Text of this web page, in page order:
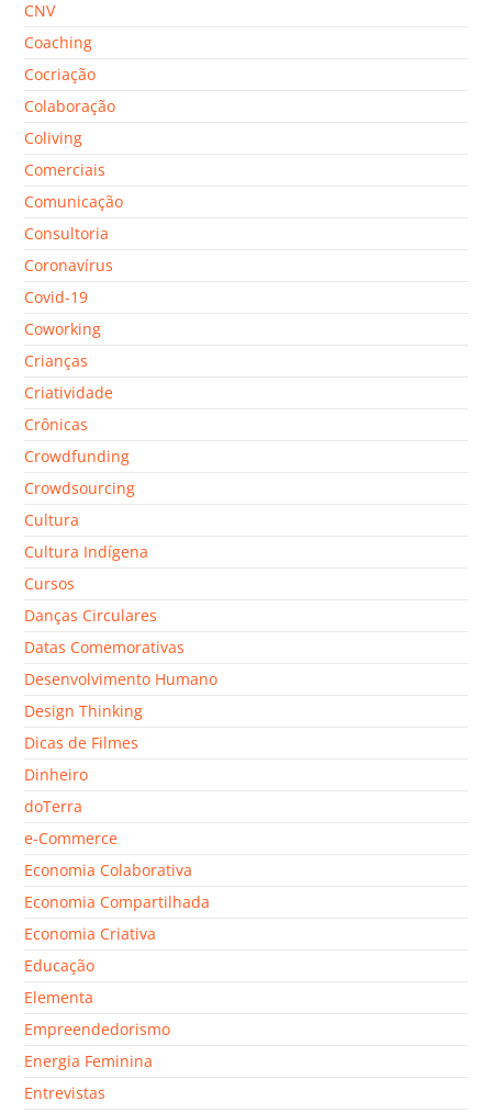
CNV
Coaching
Cocriação
Colaboração
Coliving
Comerciais
Comunicação
Consultoria
Coronavírus
Covid-19
Coworking
Crianças
Criatividade
Crônicas
Crowdfunding
Crowdsourcing
Cultura
Cultura Indígena
Cursos
Danças Circulares
Datas Comemorativas
Desenvolvimento Humano
Design Thinking
Dicas de Filmes
Dinheiro
doTerra
e-Commerce
Economia Colaborativa
Economia Compartilhada
Economia Criativa
Educação
Elementa
Empreendedorismo
Energia Feminina
Entrevistas